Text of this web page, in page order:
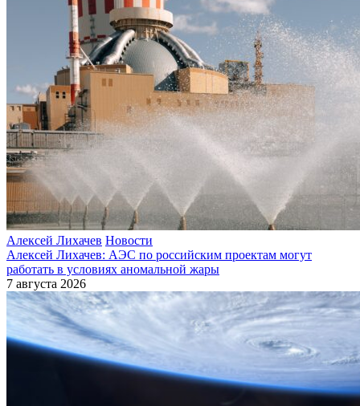
Алексей Лихачев Новости
Алексей Лихачев: АЭС по российским проектам могут
работать в условиях аномальной жары
7 августа 2026